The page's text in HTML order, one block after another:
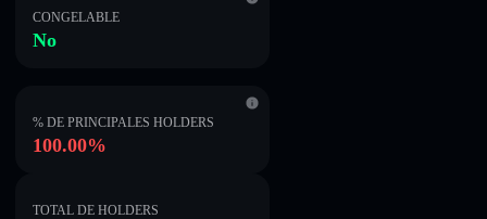
CONGELABLE
No
% DE PRINCIPALES HOLDERS
100.00%
TOTAL DE HOLDERS